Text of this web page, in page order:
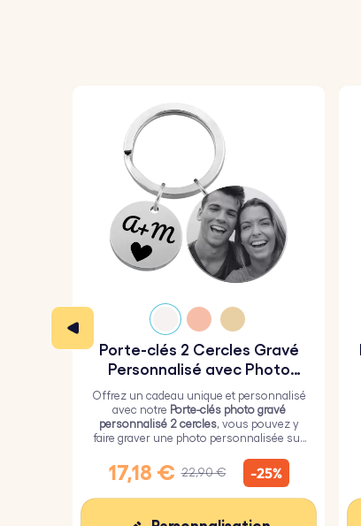
Porte-clés 2 Cercles Gravé
Personnalisé avec Photo
Gravée
Offrez un cadeau unique et personnalisé
avec notre Porte-clés photo gravé
personnalisé 2 cercles, vous pouvez y
faire graver une photo personnalisée sur
petit.
17,18 € 22,90 € -25%